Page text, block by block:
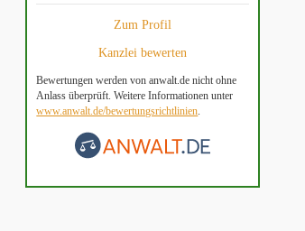
Sascha Rumberg
Zum Profil
Kanzlei bewerten
Bewertungen werden von anwalt.de nicht ohne
Anlass überprüft. Weitere Informationen unter
www.anwalt.de/bewertungsrichtlinien